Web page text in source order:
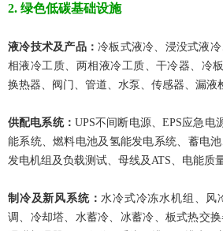
2. 绿色低碳基础设施
液冷技术及产品： 冷板式液冷、浸没式液
相液冷工质、两相液冷工质、干冷器、冷
换热器、阀门、管道、水泵、传感器、漏液
供配电系统： UPS不间断电源、EPS应急电
能系统、燃料电池及氢能发电系统、蓄电池
发电机组及负载测试、母线及ATS、电能质
制冷及新风系统：水冷式冷冻水机组、风
调、冷却塔、水蓄冷、冰蓄冷、板式热交换